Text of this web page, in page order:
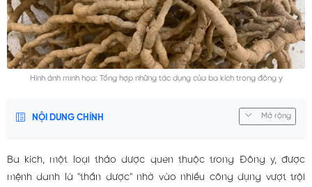
Hình ảnh minh họa: Tổng hợp những tác dụng của ba kích trong đông y
NỘI DUNG CHÍNH Mở rộng
Ba kích, một loại thảo dược quen thuộc trong Đông y, được
mệnh danh là "thần dược" nhờ vào nhiều công dụng vượt trội